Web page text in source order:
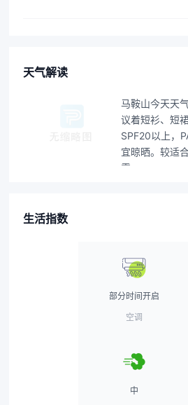
天气解读
马鞍山今天天
议着短衫、短
SPF20以上，
宜晾晒。较适
霜。
生活指数
部分时间开启
空调
中